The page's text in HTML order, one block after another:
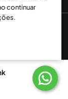
continuar